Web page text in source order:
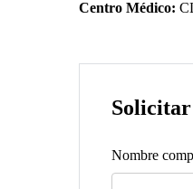
Centro Médico:
Solicitar
Nombre